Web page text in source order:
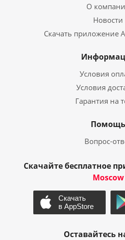
О
Новости
Скачать приложение
Условия
Условия
Гарантия на
Помощь
Вопрос-
Скачайте бесплатное
Moscow
Оставайтесь